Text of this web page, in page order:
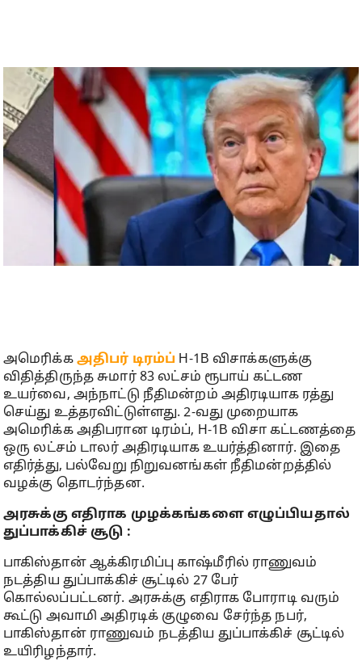
அமெரிக்க அதிபர் டிரம்ப் H-1B விசாக்களுக்கு
விதித்திருந்த சுமார் 83 லட்சம் ரூபாய் கட்டண
உயர்வை, அந்நாட்டு நீதிமன்றம் அதிரடியாக ரத்து
செய்து உத்தரவிட்டுள்ளது. 2-வது முறையாக
அமெரிக்க அதிபரான டிரம்ப், H-1B விசா கட்டணத்தை
ஒரு லட்சம் டாலர் அதிரடியாக உயர்த்தினார். இதை
எதிர்த்து, பல்வேறு நிறுவனங்கள் நீதிமன்றத்தில்
வழக்கு தொடர்ந்தன.
அரசுக்கு எதிராக முழக்கங்களை எழுப்பியதால்
துப்பாக்கிச் சூடு :
பாகிஸ்தான் ஆக்கிரமிப்பு காஷ்மீரில் ராணுவம்
நடத்திய துப்பாக்கிச் சூட்டில் 27 பேர்
கொல்லப்பட்டனர். அரசுக்கு எதிராக போராடி வரும்
கூட்டு அவாமி அதிரடிக் குழுவை சேர்ந்த நபர்,
பாகிஸ்தான் ராணுவம் நடத்திய துப்பாக்கிச் சூட்டில்
உயிரிழந்தார்.